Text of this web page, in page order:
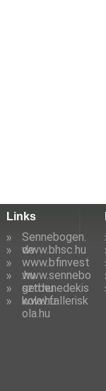
Links
Sennebogen.
de
www.bhsc.hu
www.bfinvest
.hu
www.sennebo
gen.hu
sztbenedekis
kola.hu
www.fallerisk
ola.hu